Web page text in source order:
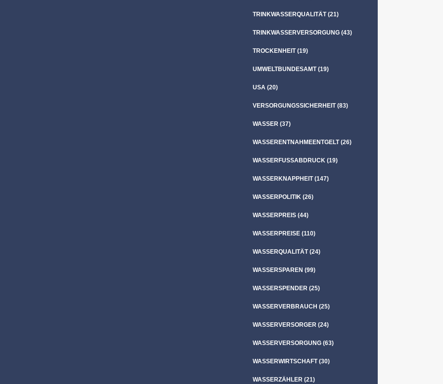
TRINKWASSERQUALITÄT(21)
TRINKWASSERVERSORGUNG(43)
TROCKENHEIT(19)
UMWELTBUNDESAMT(19)
USA (20)
VERSORGUNGSSICHERHEIT(83)
WASSER (37)
WASSERENTNAHMEENTGELT(26)
WASSERFUSSABDRUCK (19)
WASSERKNAPPHEIT(147)
WASSERPOLITIK (26)
WASSERPREIS(44)
WASSERPREISE(110)
WASSERQUALITÄT(24)
WASSERSPAREN (99)
WASSERSPENDER (25)
WASSERVERBRAUCH (25)
WASSERVERSORGER (24)
WASSERVERSORGUNG(63)
WASSERWIRTSCHAFT(30)
WASSERZÄHLER (21)